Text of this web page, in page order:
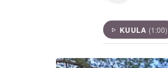
KUULA (1:00)